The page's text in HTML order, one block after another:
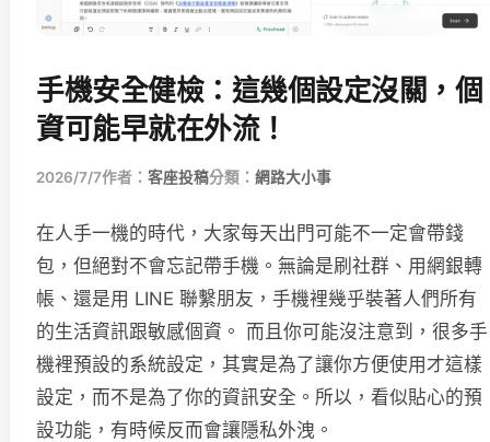
手機安全健檢：這幾個設定沒關，個
資可能早就在外流！
2026/7/7作者： 客座投稿分類： 網路大小事
在人手一機的時代，大家每天出門可能不一定會帶錢
包，但絕對不會忘記帶手機。無論是刷社群、用網銀轉
帳、還是用 LINE 聯繫朋友，手機裡幾乎裝著人們所有
的生活資訊跟敏感個資。 而且你可能沒注意到，很多手
機裡預設的系統設定，其實是為了讓你方便使用才這樣
設定，而不是為了你的資訊安全。所以，看似貼心的預
設功能，有時候反而會讓隱私外洩。